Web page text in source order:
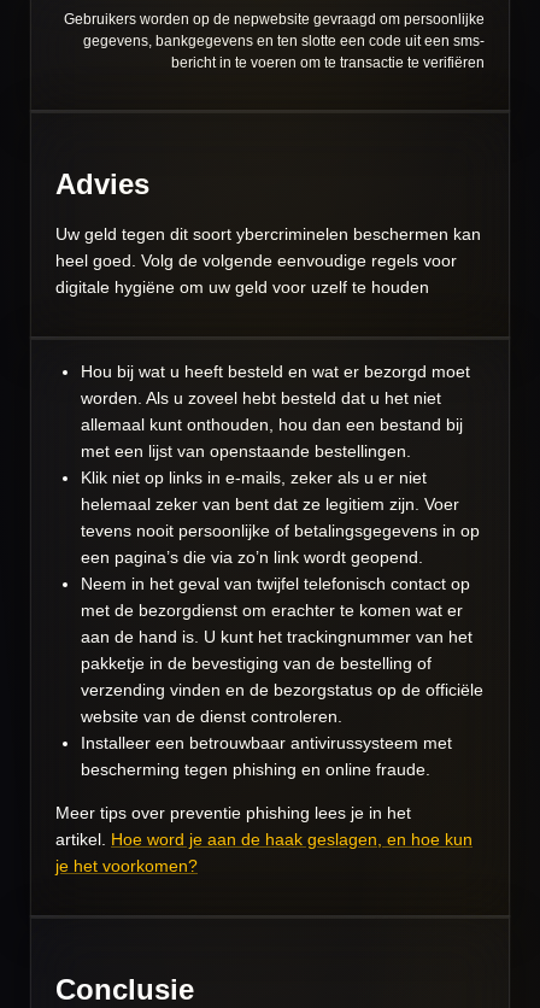
Gebruikers worden op de nepwebsite gevraagd om persoonlijke
gegevens, bankgegevens en ten slotte een code uit een sms-
bericht in te voeren om te transactie te verifiëren
Advies
Uw geld tegen dit soort ybercriminelen beschermen kan
heel goed. Volg de volgende eenvoudige regels voor
digitale hygiëne om uw geld voor uzelf te houden
Hou bij wat u heeft besteld en wat er bezorgd moet
worden. Als u zoveel hebt besteld dat u het niet
allemaal kunt onthouden, hou dan een bestand bij
met een lijst van openstaande bestellingen.
Klik niet op links in e-mails, zeker als u er niet
helemaal zeker van bent dat ze legitiem zijn. Voer
tevens nooit persoonlijke of betalingsgegevens in op
een pagina’s die via zo’n link wordt geopend.
Neem in het geval van twijfel telefonisch contact op
met de bezorgdienst om erachter te komen wat er
aan de hand is. U kunt het trackingnummer van het
pakketje in de bevestiging van de bestelling of
verzending vinden en de bezorgstatus op de officiële
website van de dienst controleren.
Installeer een betrouwbaar antivirussysteem met
bescherming tegen phishing en online fraude.
Meer tips over preventie phishing lees je in het
artikel. Hoe word je aan de haak geslagen, en hoe kun
je het voorkomen?
Conclusie